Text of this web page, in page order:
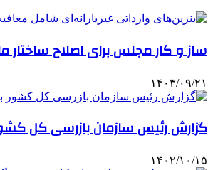
ساز و کار مجلس برای اصلاح
۱۴۰۳/۰۹/۲۱
گزارش رئیس سازمان بازرسی کل
۱۴۰۲/۱۰/۱۵